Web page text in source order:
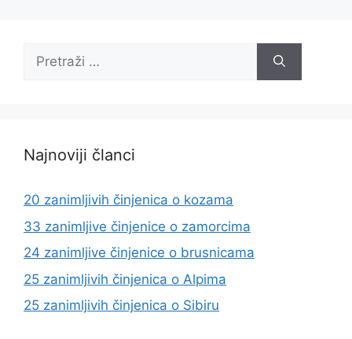
Pretraži:
Najnoviji članci
20 zanimljivih činjenica o kozama
33 zanimljive činjenice o zamorcima
24 zanimljive činjenice o brusnicama
25 zanimljivih činjenica o Alpima
25 zanimljivih činjenica o Sibiru